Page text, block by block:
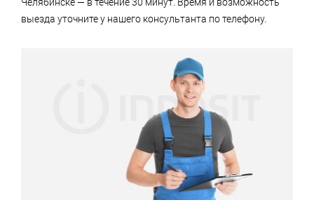
выезда уточните у нашего консультанта по телефону.